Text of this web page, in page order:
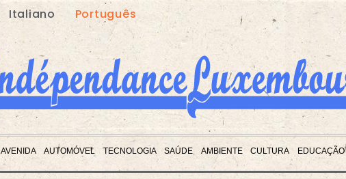
Italiano Português
AVENIDA AUTOMÓVEL TECNOLOGIA SAÚDE AMBIENTE CULTURA EDUCAÇÃO